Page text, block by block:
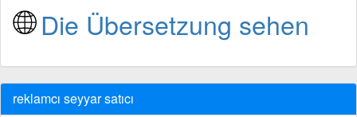
Die Übersetzung sehen
reklamcı seyyar satıcı